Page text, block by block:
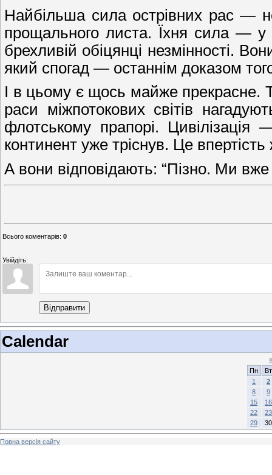
Найбільша сила острівних рас —
прощального листа. Їхня сила — у
брехливій обіцянці незмінності.
який спогад — останнім доказом
І в цьому є щось майже прекрасне.
раси міжпотокових світів
флотському прапорі.
континент уже тріснув. Це
А вони відповідають: “Пізно. Ми
Всього коментарів: 0
Увійдіть:
Відправити
Calendar
«
Пн
Вт
1
2
8
9
15
16
22
23
29
30
Повна версія сайту